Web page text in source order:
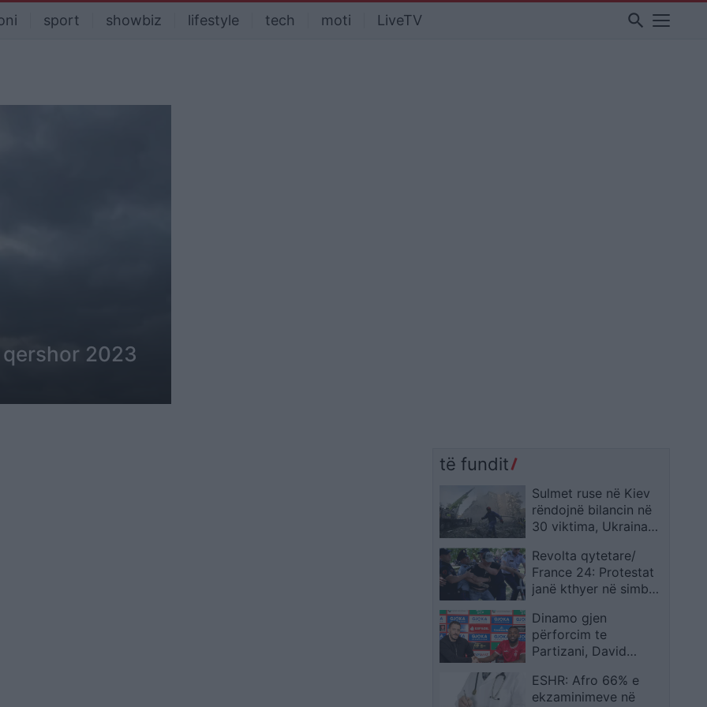
sport showbiz lifestyle tech moti LiveTV search
2023
të fundit
Sulmet ruse në Kiev
rëndojnë bilancin në
30 viktima, Ukraina
shënjestër janë
objektivat politike
Revolta qytetare/
France 24: Protestat
janë kthyer në simbol
qeverisë, protestuesit
kërkojnë dorëheqjen e
kryeministrit Rama
Dinamo gjen
përforcim te
Partizani, David
për ndeshjet e
Conference League
ESHR: Afro 66% e
ekzaminimeve në